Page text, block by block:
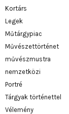
Kortárs
Legek
Műtárgypiac
Művészettörténet
művészmustra
nemzetközi
Portré
Tárgyak történettel
Vélemény